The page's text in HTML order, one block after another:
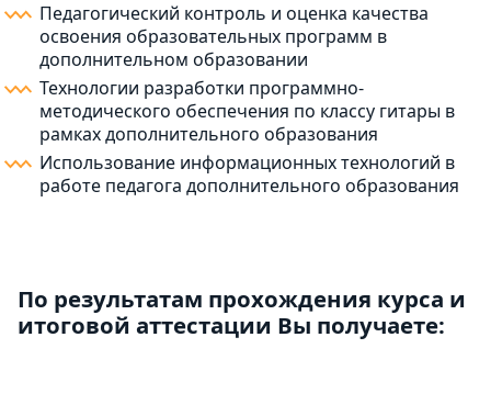
Педагогический контроль и оценка качества
освоения образовательных программ в
дополнительном образовании
Технологии разработки программно-
методического обеспечения по классу гитары в
рамках дополнительного образования
Использование информационных технологий в
работе педагога дополнительного образования
По результатам прохождения курса и
итоговой аттестации Вы получаете: